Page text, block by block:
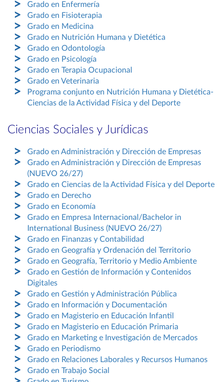
Grado en Enfermería
Grado en Fisioterapia
Grado en Medicina
Grado en Nutrición Humana y Dietética
Grado en Odontología
Grado en Psicología
Grado en Terapia Ocupacional
Grado en Veterinaria
Programa conjunto en Nutrición Humana y Dietética-
Ciencias de la Actividad Física y del Deporte
Ciencias Sociales y Jurídicas
Grado en Administración y Dirección de Empresas
Grado en Administración y Dirección de Empresas
(NUEVO 26/27)
Grado en Ciencias de la Actividad Física y del Deporte
Grado en Derecho
Grado en Economía
Grado en Empresa Internacional/Bachelor in
International Business (NUEVO 26/27)
Grado en Finanzas y Contabilidad
Grado en Geografía y Ordenación del Territorio
Grado en Geografía, Territorio y Medio Ambiente
Grado en Gestión de Información y Contenidos
Digitales
Grado en Gestión y Administración Pública
Grado en Información y Documentación
Grado en Magisterio en Educación Infantil
Grado en Magisterio en Educación Primaria
Grado en Marketing e Investigación de Mercados
Grado en Periodismo
Grado en Relaciones Laborales y Recursos Humanos
Grado en Trabajo Social